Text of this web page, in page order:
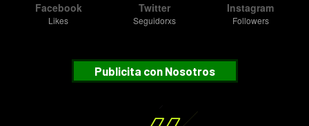
Facebook
Likes
Twitter
Seguidorxs
Instagram
Followers
Publicita con Nosotros